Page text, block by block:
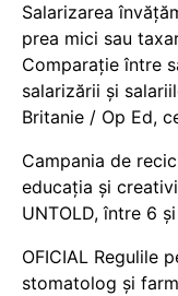
Salarizarea
prea mici sau
Comparație între
salarizării și
Britanie / Op Ed,
Campania de
educația și
UNTOLD, între 6
OFICIAL Regulile
stomatolog și